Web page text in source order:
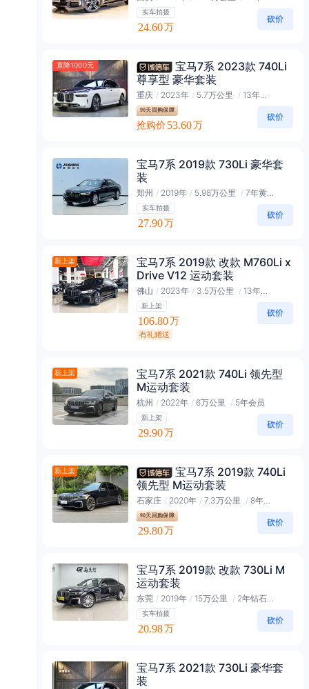
实车拍摄
24.60万
直降1000元
宝马7系 2023款 740Li
尊享型 豪华套装
重庆 / 2023年 / 5.7万公里 / 13年黑金会员
90天回购保障
抢购价53.60万
宝马7系 2019款 730Li 豪华套
装
郑州 / 2019年 / 5.98万公里 / 7年黄金会员
实车拍摄
27.90万
新上架
宝马7系 2019款 改款 M760Li x
Drive V12 运动套装
佛山 / 2023年 / 3.5万公里 / 13年黑金会员
新上架
106.80万
有礼赠送
新上架
宝马7系 2021款 740Li 领先型
M运动套装
杭州 / 2022年 / 6万公里 / 5年会员
新上架
29.90万
新上架
宝马7系 2019款 740Li
领先型 M运动套装
石家庄 / 2020年 / 7.3万公里 / 8年钻石会员
90天回购保障
29.80万
宝马7系 2019款 改款 730Li M
运动套装
东莞 / 2019年 / 15万公里 / 2年钻石会员
实车拍摄
20.98万
宝马7系 2021款 730Li 豪华套
装